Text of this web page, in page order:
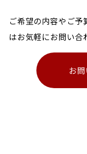
ご希望の内容やご予
はお気軽にお問い合
お